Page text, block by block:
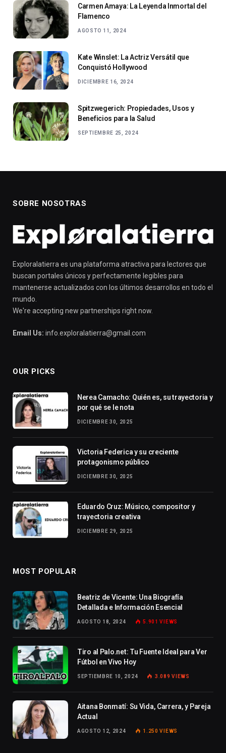
Carmen Amaya: La Leyenda Inmortal del
Flamenco
AGOSTO 11, 2024
Kate Winslet: La Actriz Versátil que
Conquistó Hollywood
DICIEMBRE 16, 2024
Spitzwegerich: Propiedades, Usos y
Beneficios para la Salud
SEPTIEMBRE 25, 2024
SOBRE NOSOTRAS
Exploralatierra es una plataforma atractiva para lectores que
buscan portales únicos y perfectamente legibles para
mantenerse actualizados con los últimos desarrollos en todo el
mundo.
We're accepting new partnerships right now.
Email Us: info.exploralatierra@gmail.com
OUR PICKS
Nerea Camacho: Quién es, su trayectoria y
por qué se le nota
DICIEMBRE 30, 2025
Victoria Federica y su creciente
protagonismo público
DICIEMBRE 30, 2025
Eduardo Cruz: Músico, compositor y
trayectoria creativa
DICIEMBRE 29, 2025
MOST POPULAR
Beatriz de Vicente: Una Biografía
Detallada e Información Esencial
AGOSTO 18, 2024 5.901VIEWS
Tiro al Palo.net: Tu Fuente Ideal para Ver
Fútbol en Vivo Hoy
SEPTIEMBRE 10, 2024 3.089VIEWS
Aitana Bonmatí: Su Vida, Carrera, y Pareja
Actual
AGOSTO 12, 2024 1.250VIEWS